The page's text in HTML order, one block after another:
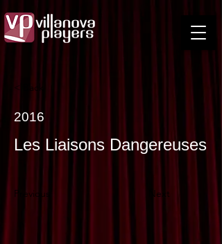
< Back
2016
Les Liaisons Dangereuses
Previous Next